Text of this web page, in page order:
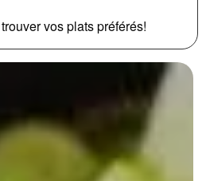
vos plats préférés!